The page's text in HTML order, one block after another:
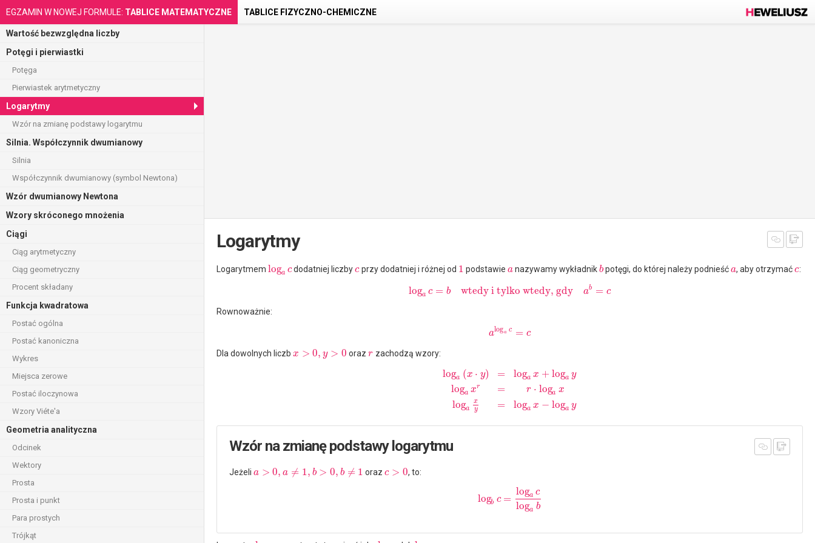
EGZAMIN W NOWEJ FORMULE: TABLICE MATEMATYCZNE TABLICE FIZYCZNO-CHEMICZNE
Logarytmy
Logarytmem loga cdodatniej liczbycprzy dodatniej i różnej od 1 podstawie anazywamy wykładnikbpotęgi, do której należy podnieśća, aby otrzymaćc:
loga c = b wtedy i tylko wtedy, gdy ab = c
Rownoważnie:
aloga c = c
Dla dowolnych liczb x > 0, y > 0 orazr zachodzą wzory:
loga (x ⋅ y)
loga xr
loga
x
y
=
=
=
loga x + loga y
r ⋅ loga x
loga x − loga y
Wzór na zmianę podstawy logarytmu
Jeżeli a > 0, a ≠ 1, b > 0, b ≠ 1 orazc > 0, to:
logb c =
loga c
loga b
Wartość bezwzględna liczby
Potęgi i pierwiastki
Potęga
Pierwiastek arytmetyczny
Logarytmy
Wzór na zmianę podstawy logarytmu
Silnia. Współczynnik dwumianowy
Silnia
Współczynnik dwumianowy (symbol Newtona)
Wzór dwumianowy Newtona
Wzory skróconego mnożenia
Ciągi
Ciąg arytmetyczny
Ciąg geometryczny
Procent składany
Funkcja kwadratowa
Postać ogólna
Postać kanoniczna
Wykres
Miejsca zerowe
Postać iloczynowa
Wzory Viéte'a
Geometria analityczna
Odcinek
Wektory
Prosta
Prosta i punkt
Para prostych
Trójkąt